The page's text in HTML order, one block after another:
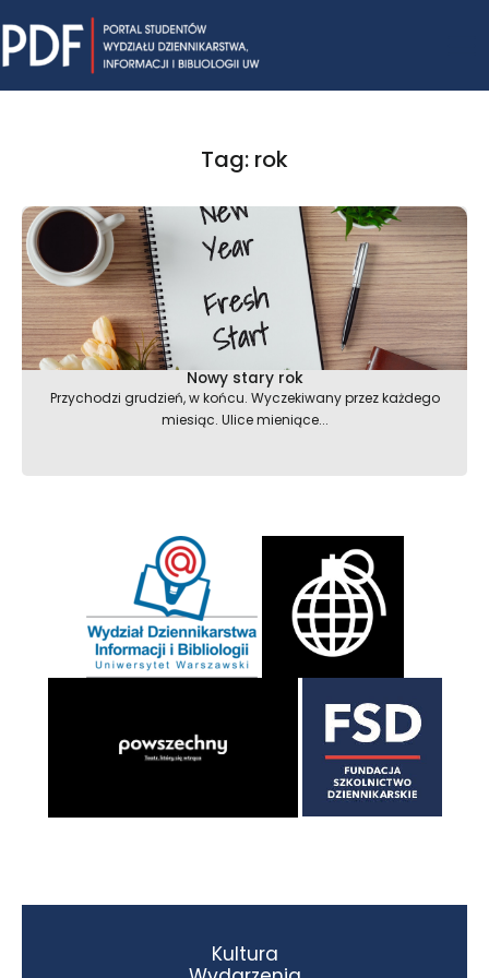
to
content
Tag: rok
Nowy stary rok
Przychodzi grudzień, w końcu. Wyczekiwany przez każdego
miesiąc. Ulice mieniące...
Kultura